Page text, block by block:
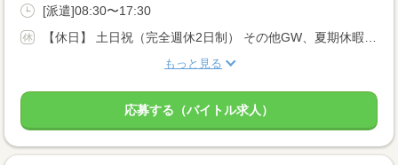
[派遣]08:30〜17:30
もっと見る
応募する（バイトル求人）